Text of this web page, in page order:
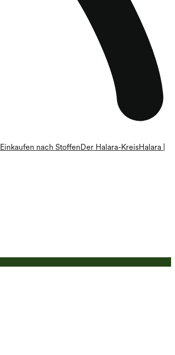
Einkaufen nach StoffenDer Halara-KreisHalara |